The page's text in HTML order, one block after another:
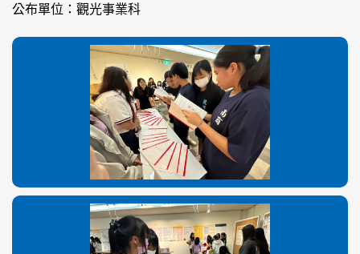
公布單位：觀光事業科